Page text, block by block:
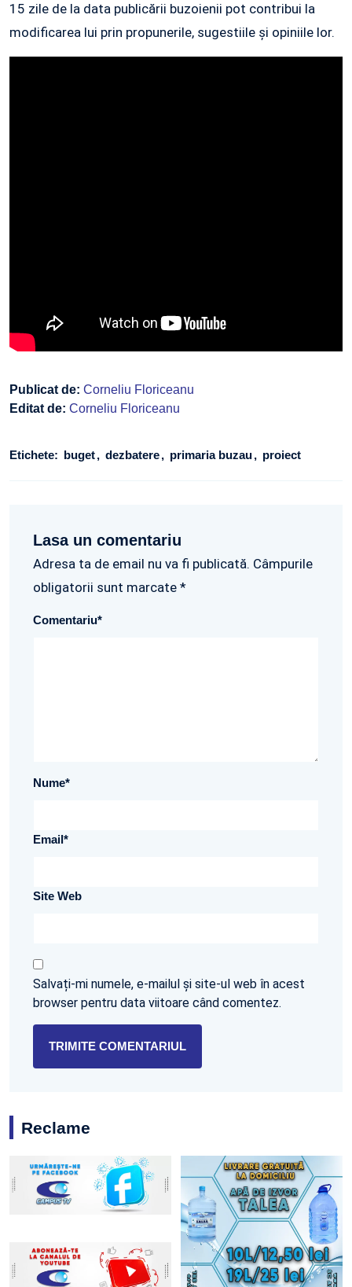
15 zile de la data publicării buzoienii pot contribui la
modificarea lui prin propunerile, sugestiile și opiniile lor.
Publicat de: Corneliu Floriceanu
Editat de: Corneliu Floriceanu
Etichete: buget dezbatere primaria buzau proiect
Lasa un comentariu
Adresa ta de email nu va fi publicată. Câmpurile
obligatorii sunt marcate *
Comentariu*
Nume*
Email*
Site Web
Salvați-mi numele, e-mailul și site-ul web în acest
browser pentru data viitoare când comentez.
Reclame